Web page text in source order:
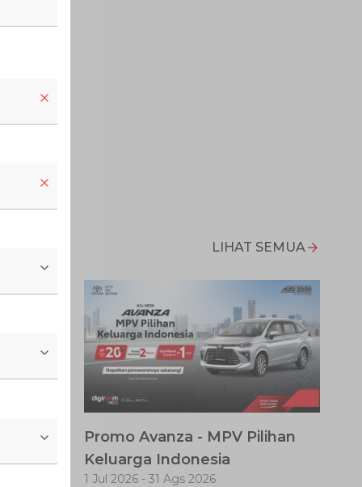
LIHAT SEMUA
Promo Avanza - MPV Pilihan
Keluarga Indonesia
1 Jul 2026 - 31 Ags 2026